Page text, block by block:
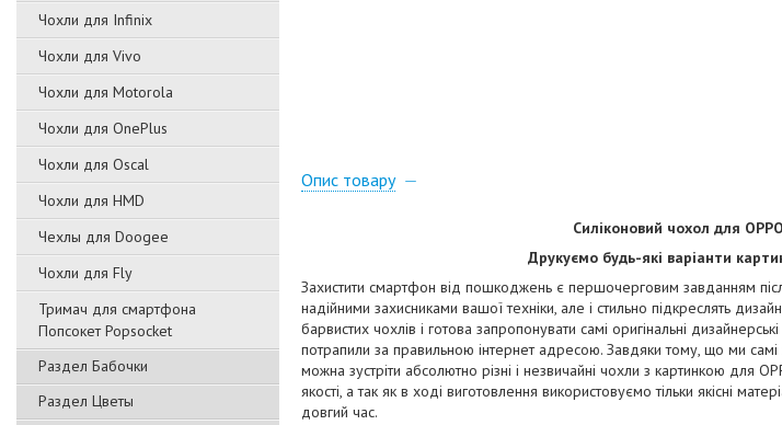
Чохли для Infinix
Чохли для Vivo
Чохли для Motorola
Чохли для OnePlus
Чохли для Oscal
Чохли для HMD
Чехлы для Doogee
Чохли для Fly
Тримач для смартфона
Попсокет Popsocket
Раздел Бабочки
Раздел Цветы
Опис товару
Силіконовий чохол для
Друкуємо будь-які варіанти
Захистити смартфон від пошкоджень є першочерговим завданням
надійними захисниками вашої техніки, але і стильно підкреслять
барвистих чохлів і готова запропонувати самі оригінальні
потрапили за правильною інтернет адресою. Завдяки тому, що ми
можна зустріти абсолютно різні і незвичайні чохли з картинкою для
якості, а так як в ході виготовлення використовуємо тільки якісні
довгий час.